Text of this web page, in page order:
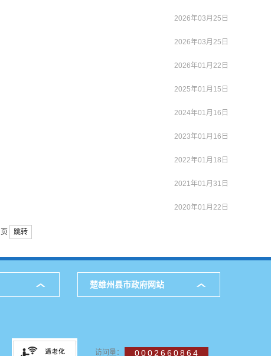
2026年03月25日
2026年03月25日
2026年01月22日
2025年01月15日
2024年01月16日
2023年01月16日
2022年01月18日
2021年01月31日
2020年01月22日
页 跳转
楚雄州县市政府网站
访问量： 0002660864